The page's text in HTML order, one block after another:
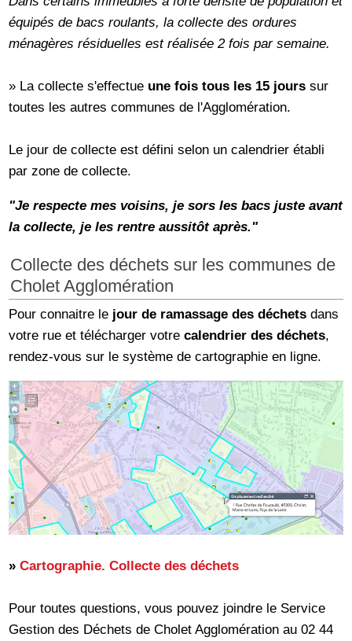
équipés de bacs roulants, la collecte des ordures
ménagères résiduelles est réalisée 2 fois par semaine.
» La collecte s'effectue une fois tous les 15 jours sur
toutes les autres communes de l'Agglomération.
Le jour de collecte est défini selon un calendrier établi
par zone de collecte.
"Je respecte mes voisins, je sors les bacs juste avant
la collecte, je les rentre aussitôt après."
Collecte des déchets sur les communes de
Cholet Agglomération
Pour connaitre le jour de ramassage des déchets dans
votre rue et télécharger votrecalendrier des déchets,
rendez-vous sur le système de cartographie en ligne.
»Cartographie. Collecte des déchets
Pour toutes questions, vous pouvez joindre le Service
Gestion des Déchets de Cholet Agglomération au 02 44